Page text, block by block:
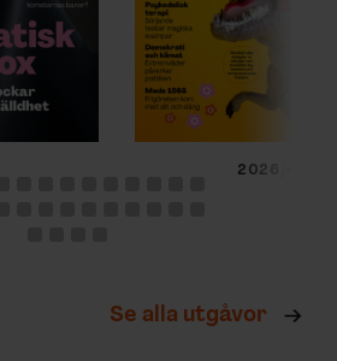
2026/4
Se alla utgåvor